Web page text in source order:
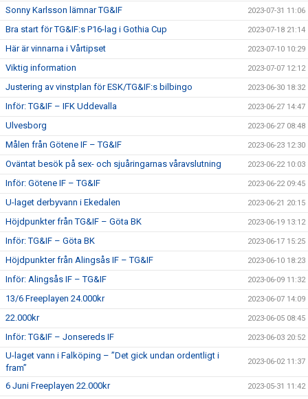
Sonny Karlsson lämnar TG&IF 2023-07-31 11:06
Bra start för TG&IF:s P16-lag i Gothia Cup 2023-07-18 21:14
Här är vinnarna i Vårtipset 2023-07-10 10:29
Viktig information 2023-07-07 12:12
Justering av vinstplan för ESK/TG&IF:s bilbingo 2023-06-30 18:32
Inför: TG&IF – IFK Uddevalla 2023-06-27 14:47
Ulvesborg 2023-06-27 08:48
Målen från Götene IF – TG&IF 2023-06-23 12:30
Oväntat besök på sex- och sjuåringarnas våravslutning 2023-06-22 10:03
Inför: Götene IF – TG&IF 2023-06-22 09:45
U-laget derbyvann i Ekedalen 2023-06-21 20:15
Höjdpunkter från TG&IF – Göta BK 2023-06-19 13:12
Inför: TG&IF – Göta BK 2023-06-17 15:25
Höjdpunkter från Alingsås IF – TG&IF 2023-06-10 18:23
Inför: Alingsås IF – TG&IF 2023-06-09 11:32
13/6 Freeplayen 24.000kr 2023-06-07 14:09
22.000kr 2023-06-05 08:45
Inför: TG&IF – Jonsereds IF 2023-06-03 20:52
U-laget vann i Falköping – ”Det gick undan ordentligt i
fram”
2023-06-02 11:37
6 Juni Freeplayen 22.000kr 2023-05-31 11:42